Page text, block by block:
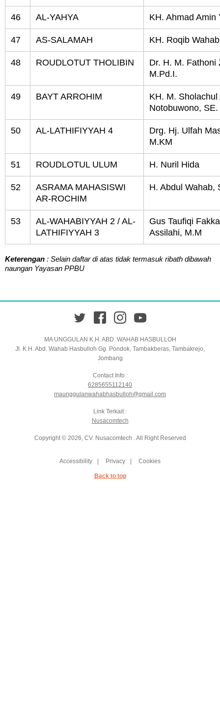
46 AL-YAHYA KH. Ahmad Amin
47 AS-SALAMAH KH. Roqib Wahab
48 ROUDLOTUT THOLIBIN
Dr. H. M. Fathoni
M.Pd.I.
49 BAYT ARROHIM
KH. M. Sholachul
Notobuwono, SE.
50 AL-LATHIFIYYAH 4
Drg. Hj. Ulfah
M.KM
51 ROUDLOTUL ULUM H. Nuril Hida
52
ASRAMA MAHASISWI
AR-ROCHIM
H. Abdul Wahab,
53
AL-WAHABIYYAH 2 / AL-
LATHIFIYYAH 3
Gus Taufiqi
Assilahi, M.M
Keterengan : Selain daftar di atas tidak termasuk ribath dibawah
naungan Yayasan PPBU
MA UNGGULAN K.H. ABD. WAHAB HASBULLOH
Jl. K.H. Abd. Wahab Hasbulloh Gg. Pondok, Tambakberas, Tambakrejo,
Jombang
Contact Info :
6285655112140
maunggulanwahabhasbulloh@gmail.com
Link Terkait :
Nusacomtech
Copyright © 2026, CV. Nusacomtech . All Right Reserved
Accessibility Privacy Cookies
Back to top